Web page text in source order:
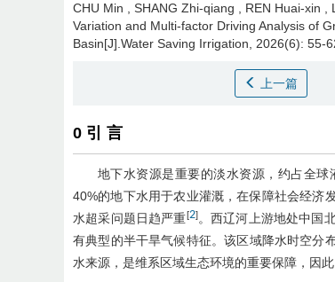
CHU Min SHANG Zhi-qiang REN Huai-xin
Variation and Multi-factor Driving Analysis of
Basin[J].Water Saving Irrigation, 2026(6): 55-
上一篇
0 引 言
地下水资源是重要的淡水资源，约占全
40%的地下水用于农业灌溉，在保障社会经济
水超采问题日趋严重[2]。西辽河上游地处中国
有典型的半干旱气候特征。该区域降水时空分
水来源，是维系区域生态环境的重要保障，因